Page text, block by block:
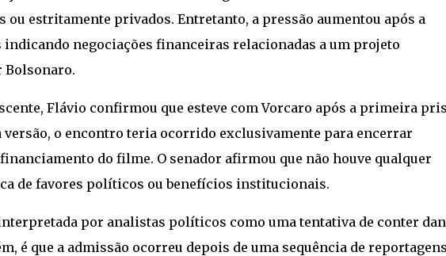
estritamente privados. Entretanto, a pressão aumentou após a
indicando negociações financeiras relacionadas a um projeto
Bolsonaro.
Flávio confirmou que esteve com Vorcaro após a primeira
versão, o encontro teria ocorrido exclusivamente para encerrar
do filme. O senador afirmou que não houve qualquer
de favores políticos ou benefícios institucionais.
por analistas políticos como uma tentativa de conter
é que a admissão ocorreu depois de uma sequência de reportagens